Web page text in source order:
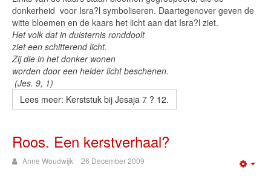
donkerheid voor Isra?l symboliseren. Daartegenover geven de
witte bloemen en de kaars het licht aan dat Isra?l ziet.
Het volk dat in duisternis ronddoolt
ziet een schitterend licht.
Zij die in het donker wonen
worden door een helder licht beschenen.
(Jes. 9, 1)
Lees meer: Kerststuk bij Jesaja 7 ? 12.
Roos. Een kerstverhaal?
Anne Woudwijk 26 December 2009